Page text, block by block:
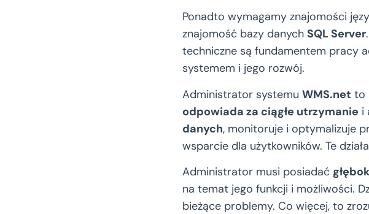
Ponadto wymagamy znajomości
znajomość bazy danych SQL Server
techniczne są fundamentem pracy
systemem i jego rozwój.
Administrator systemu WMS.net to
odpowiada za ciągłe utrzymanie i
danych, monitoruje i optymalizuje
wsparcie dla użytkowników. Te
Administrator musi posiadać
na temat jego funkcji i możliwości.
bieżące problemy. Co więcej, to